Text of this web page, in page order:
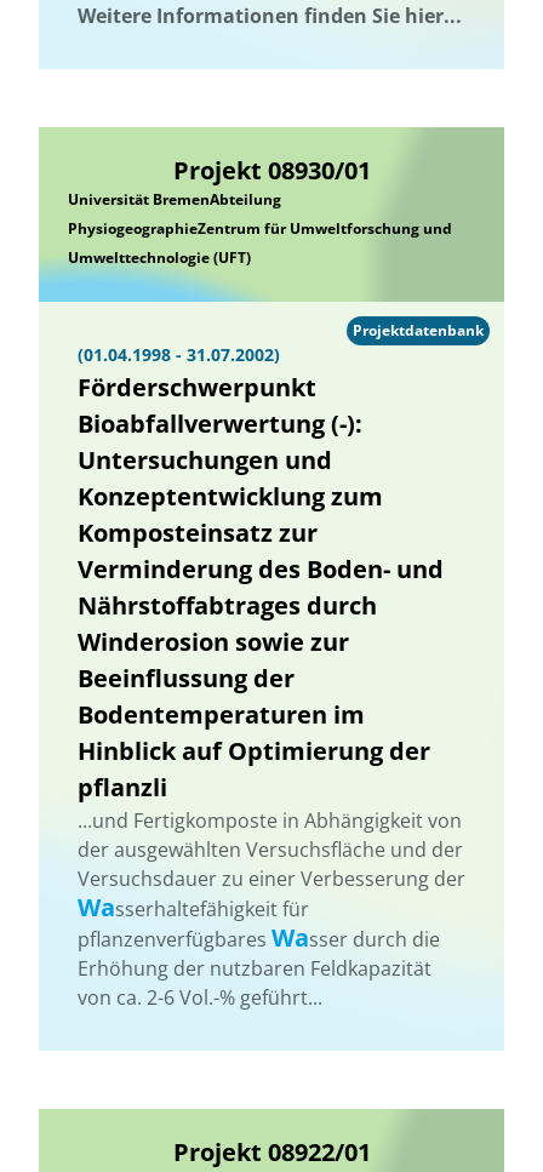
Weitere Informationen finden Sie hier...
Projekt 08930/01
Universität BremenAbteilung
PhysiogeographieZentrum für Umweltforschung und
Umwelttechnologie (UFT)
(01.04.1998 - 31.07.2002)
Förderschwerpunkt
Bioabfallverwertung (-):
Untersuchungen und
Konzeptentwicklung zum
Komposteinsatz zur
Verminderung des Boden- und
Nährstoffabtrages durch
Winderosion sowie zur
Beeinflussung der
Bodentemperaturen im
Hinblick auf Optimierung der
pflanzli
...und Fertigkomposte in Abhängigkeit von
der ausgewählten Versuchsfläche und der
Versuchsdauer zu einer Verbesserung der
Wasserhaltefähigkeit für
pflanzenverfügbares Wasser durch die
Erhöhung der nutzbaren Feldkapazität
von ca. 2-6 Vol.-% geführt...
Projektdatenbank
Projekt 08922/01